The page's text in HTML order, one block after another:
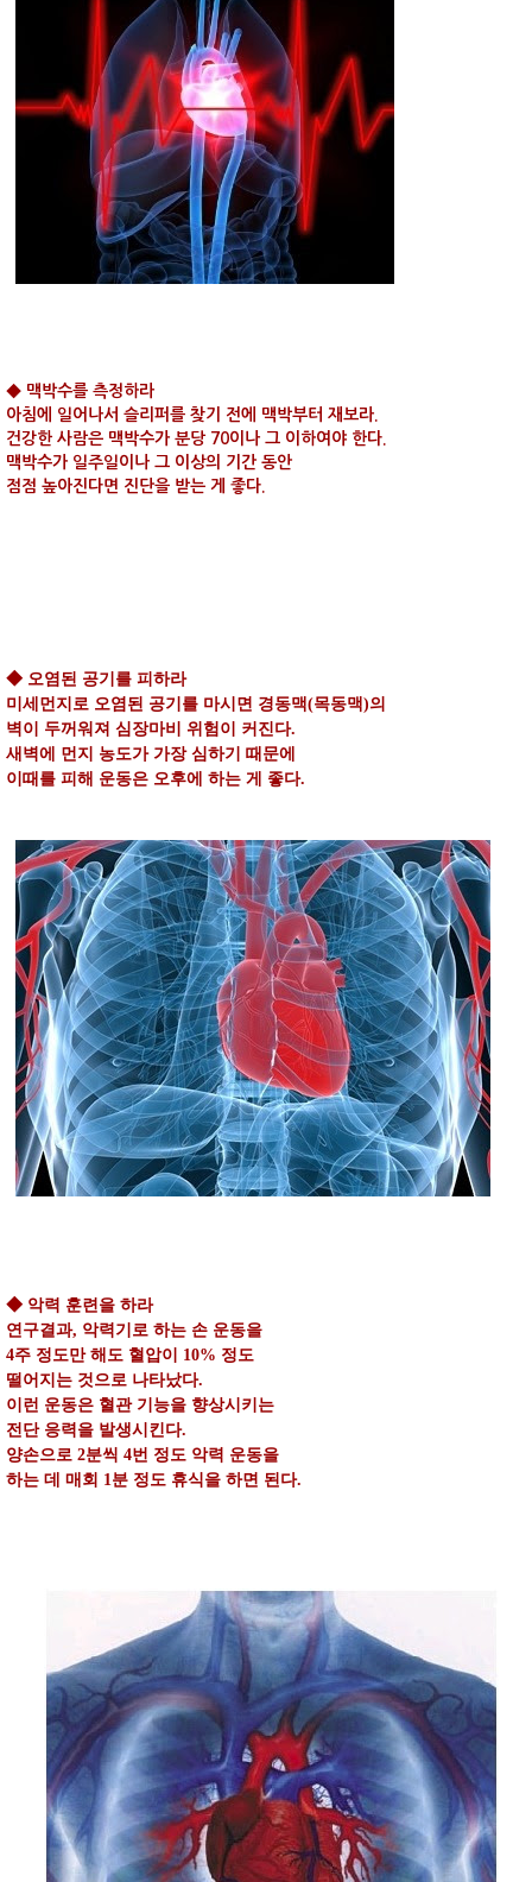
◆ 맥박수를 측정하라
아침에 일어나서 슬리퍼를 찾기 전에 맥박부터 재보라.
건강한 사람은 맥박수가 분당 70이나 그 이하여야 한다.
맥박수가 일주일이나 그 이상의 기간 동안
점점 높아진다면 진단을 받는 게 좋다.
◆ 오염된 공기를 피하라
미세먼지로 오염된 공기를 마시면 경동맥(목동맥)의
벽이 두꺼워져 심장마비 위험이 커진다.
새벽에 먼지 농도가 가장 심하기 때문에
이때를 피해 운동은 오후에 하는 게 좋다.
◆ 악력 훈련을 하라
연구결과, 악력기로 하는 손 운동을
4주 정도만 해도 혈압이 10% 정도
떨어지는 것으로 나타났다.
이런 운동은 혈관 기능을 향상시키는
전단 응력을 발생시킨다.
양손으로 2분씩 4번 정도 악력 운동을
하는 데 매회 1분 정도 휴식을 하면 된다.